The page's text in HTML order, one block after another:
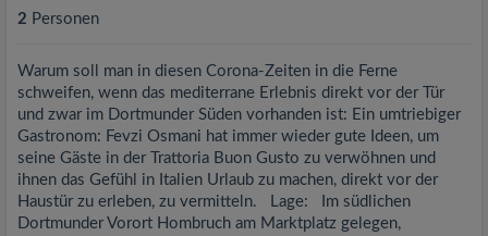
2 Personen
Warum soll man in diesen Corona-Zeiten in die Ferne
schweifen, wenn das mediterrane Erlebnis direkt vor der Tür
und zwar im Dortmunder Süden vorhanden ist: Ein umtriebiger
Gastronom: Fevzi Osmani hat immer wieder gute Ideen, um
seine Gäste in der Trattoria Buon Gusto zu verwöhnen und
ihnen das Gefühl in Italien Urlaub zu machen, direkt vor der
Haustür zu erleben, zu vermitteln. Lage: Im südlichen
Dortmunder Vorort Hombruch am Marktplatz gelegen,